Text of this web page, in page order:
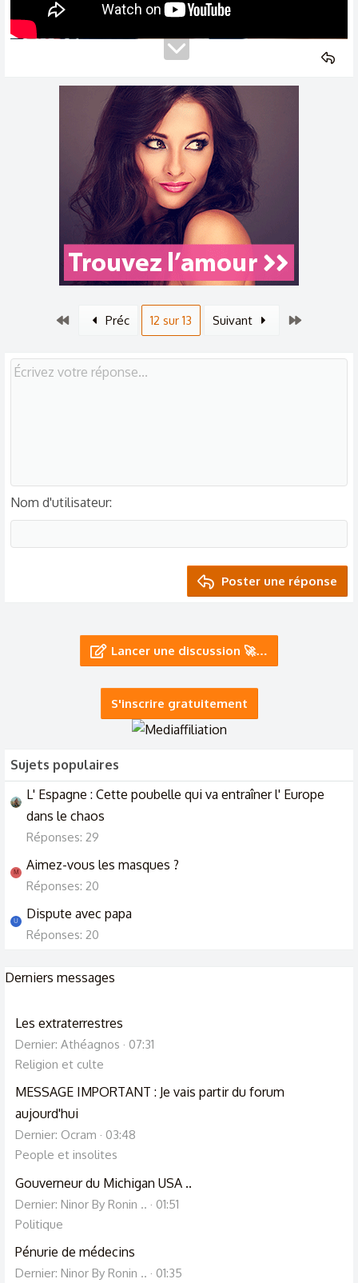
PremierPréc 12 sur 13 Suivant
Nom d'utilisateur
Poster une réponse
Lancer une discussion 🚀…
S'inscrire gratuitement
Sujets populaires
L' Espagne : Cette poubelle qui va entraîner l' Europe
dans le chaos
Réponses: 29
M Aimez-vous les masques ?
Réponses: 20
U Dispute avec papa
Réponses: 20
Derniers messages
Les extraterrestres
Dernier: Athéagnos
07:31
Religion et culte
MESSAGE IMPORTANT : Je vais partir du forum
aujourd'hui
Dernier: Ocram
03:48
People et insolites
Gouverneur du Michigan USA ..
Dernier: Ninor By Ronin ..
01:51
Politique
Pénurie de médecins
Dernier: Ninor By Ronin .. 01:35